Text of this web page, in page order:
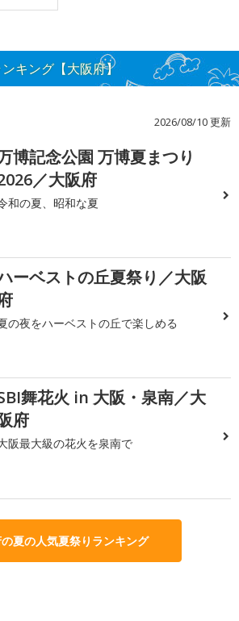
キング【大阪府】
2026/08/10 更新
博記念公園 万博夏まつり
／大阪府
和の夏、昭和な夏
ーベストの丘夏祭り／大阪
の夜をハーベストの丘で楽しめる
舞花火 in 大阪・泉南／大
府
阪最大級の花火を泉南で
夏の人気夏祭りランキング